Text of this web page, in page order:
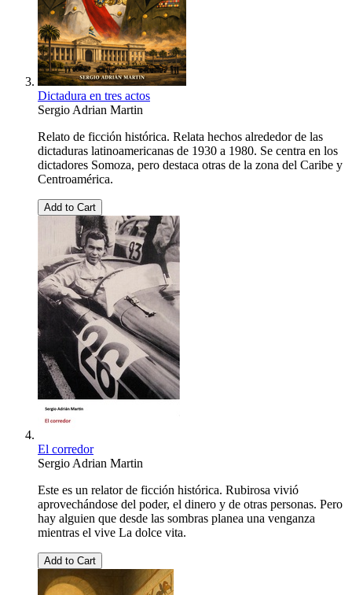
Dictadura en tres actos
Sergio Adrian Martin
Relato de ficción histórica. Relata hechos alrededor de las
dictaduras latinoamericanas de 1930 a 1980. Se centra en los
dictadores Somoza, pero destaca otras de la zona del Caribe y
Centroamérica.
Add to Cart
El corredor
Sergio Adrian Martin
Este es un relator de ficción histórica. Rubirosa vivió
aprovechándose del poder, el dinero y de otras personas. Pero
hay alguien que desde las sombras planea una venganza
mientras el vive La dolce vita.
Add to Cart